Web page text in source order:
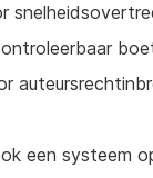
een systeem